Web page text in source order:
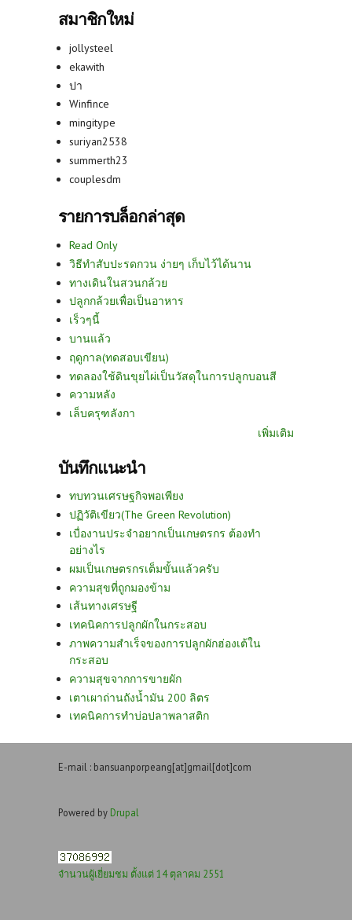
สมาชิกใหม่
jollysteel
ekawith
ปา
Winfince
mingitype
suriyan2538
summerth23
couplesdm
รายการบล็อกล่าสุด
Read Only
วิธีทำสับปะรดกวน ง่ายๆ เก็บไว้ได้นาน
ทางเดินในสวนกล้วย
ปลูกกล้วยเพื่อเป็นอาหาร
เร็วๆนี้
บานแล้ว
ฤดูกาล(ทดสอบเขียน)
ทดลองใช้ดินขุยไผ่เป็นวัสดุในการปลูกบอนสี
ความหลัง
เล็บครุฑลังกา
เพิ่มเติม
บันทึกแนะนำ
ทบทวนเศรษฐกิจพอเพียง
ปฏิวัติเขียว(The Green Revolution)
เบื่องานประจำอยากเป็นเกษตรกร ต้องทำ
อย่างไร
ผมเป็นเกษตรกรเต็มขั้นแล้วครับ
ความสุขที่ถูกมองข้าม
เส้นทางเศรษฐี
เทคนิคการปลูกผักในกระสอบ
ภาพความสำเร็จของการปลูกผักฮ่องเต้ใน
กระสอบ
ความสุขจากการขายผัก
เตาเผาถ่านถังน้ำมัน 200 ลิตร
เทคนิคการทำบ่อปลาพลาสติก
E-mail : bansuanporpeang[at]gmail[dot]com
Powered by Drupal
จำนวนผู้เยี่ยมชม ตั้งแต่ 14 ตุลาคม 2551